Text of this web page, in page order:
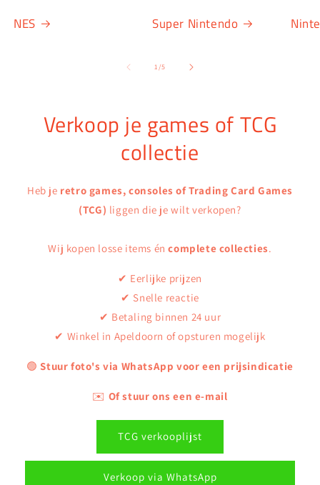
NES Super Nintendo
1/van
5
Verkoop je games of TCG
collectie
Heb je retro games, consoles of Trading Card Games
(TCG) liggen die je wilt verkopen?
Wij kopen losse items éncomplete collecties.
✔ Eerlijke prijzen
✔ Snelle reactie
✔ Betaling binnen 24 uur
✔ Winkel in Apeldoorn of opsturen mogelijk
🟢Stuur foto's via WhatsApp voor een prijsindicatie
✉️ Of stuur ons een e-mail
TCG verkooplijst
Verkoop via WhatsApp